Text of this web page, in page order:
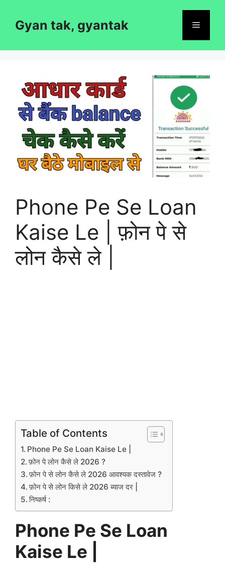
contentGyan tak, gyantak Menu
Phone Pe Se Loan
Kaise Le | फ़ोन पे से
लोन कैसे ले |
Table of Contents
Phone Pe Se Loan Kaise Le |
फ़ोन पे लोन कैसे ले 2026 ?
फ़ोन पे से लोन कैसे ले 2026 आवश्यक दस्तावेज ?
फ़ोन पे से लोन किसे ले 2026 ब्याज दर |
निष्कर्ष :
Phone Pe Se Loan
Kaise Le |